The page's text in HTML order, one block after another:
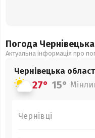
Погода Чернівецька
Актуальна інформація про
Чернівецька
27° 15°
Чернівці